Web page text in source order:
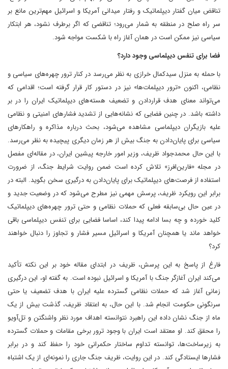
تناقض میان گفتار دیپلماتیک و رفتار میدانی آمریکا و اسرائیل مهم‌ترین مانع بر
سر راه صلح در منطقه به شمار می‌رود؛ تناقضی که اگر برطرف نشود، هر ابتکار
سیاسی نیز ممکن است در همان آغاز راه با شکست مواجه شود.
فضا برای تنفس دیپلماسی وجود دارد؟
با حمله به منزل سیدکمال خرازی به نظر می‌رسد در کنار ترور چهره‌های سیاسی و
نظامی، اکنون «ترور دیپلمات‌ها» نیز در دستور کار قرار گرفته است؛ اقدامی که
می‌تواند معنای هدف قراردادن و تضعیف هسته‌های دیپلماتیک ایران را در بر
داشته باشد. در چنین فضایی که نشانه‌هایی از تشدید فشارهای امنیتی و نظامی
علیه بازیگران دیپلماسی مشاهده می‌شود، بحث درباره مذاکره و راهکارهای
سیاسی برای پایان‌دادن به جنگ بیش از هر زمان دیگری پیچیده به نظر می‌رسد.
با این حال محمدجواد ظریف، وزیر امور خارجه پیشین ایران، در مقاله‌ای مفصل
در مجله «فارین‌افرز» تلاش کرده است ضمن روایت شرایط جنگ، از ضرورت
استفاده از فرصت‌های دیپلماتیک برای پایان‌دادن به درگیری سخن بگوید. البته در
برابر این رویکرد ظریف، پرسش مهمی نیز مطرح می‌شود که در وضعیت جدید و
در عین حال بی‌سابقه فعلی که حملات نظامی و حتی ترور چهره‌های دیپلماتیک
کلید خورده و چه بسا ادامه پیدا کند، اساسا فضایی برای تنفس دیپلماسی باقی
خواهد ماند یا همچنان آمریکا و اسرائیل مسیر فشار و تجاوز را دنبال خواهند
کرد؟
فارغ از پاسخ به این پرسش، ظریف در ابتدای مقاله خود بر این نکته تأکید
می‌کند ایران آغازگر جنگ با آمریکا و اسرائیل نبوده است. به گفته او، این درگیری
زمانی آغاز شد که حملات نظامی گسترده علیه ایران با هدف تضعیف یا حتی
سرنگونی حکومت انجام شد. با این حال، به اعتقاد ظریف، گذشت بیش از یک
ماه از جنگ نشان داده این راهبرد نتوانسته اهداف مورد نظر واشنگتن و تل‌آویو
را محقق کند. او معتقد است ایران با وجود ترور برخی مقامات و حملات گسترده
به زیرساخت‌ها، توانسته تداوم ساختار حکمرانی خود را حفظ کند و در برابر
فشارها ایستادگی کند. در این روایت، ظریف جنگ جاری را نمونه‌ای از یک اشتباه